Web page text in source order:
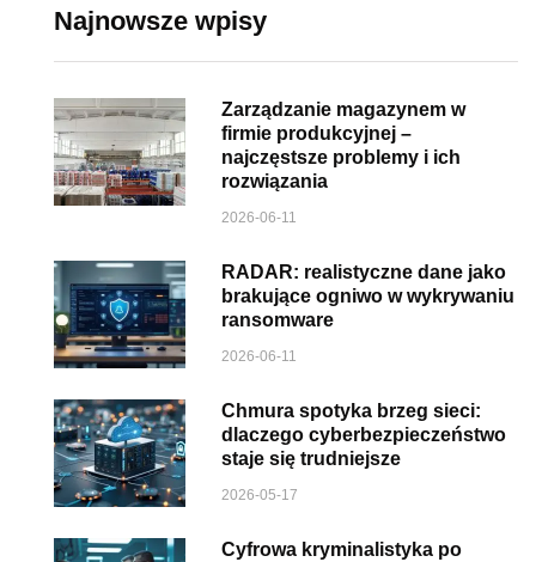
Najnowsze wpisy
Zarządzanie magazynem w
firmie produkcyjnej –
najczęstsze problemy i ich
rozwiązania
2026-06-11
RADAR: realistyczne dane jako
brakujące ogniwo w wykrywaniu
ransomware
2026-06-11
Chmura spotyka brzeg sieci:
dlaczego cyberbezpieczeństwo
staje się trudniejsze
2026-05-17
Cyfrowa kryminalistyka po